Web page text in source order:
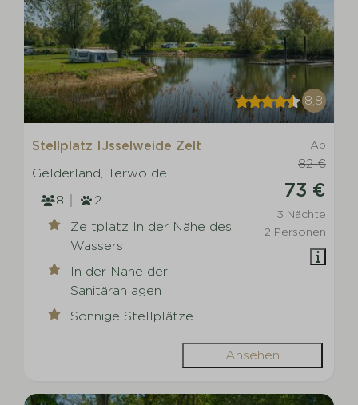
8,8
Ab
82 €
73 €
3 Nächte
2 Personen
Stellplatz IJsselweide Zelt
Gelderland, Terwolde
8
2
Zeltplatz In der Nähe des
Wassers
In der Nähe der
Sanitäranlagen
Sonnige Stellplätze
Ansehen